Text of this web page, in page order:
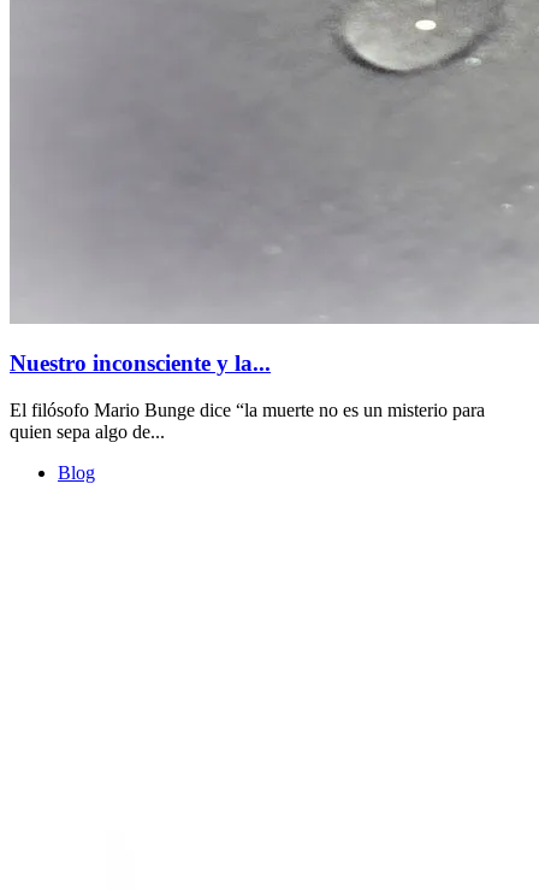
Nuestro inconsciente y la...
El filósofo Mario Bunge dice “la muerte no es un misterio para
quien sepa algo de...
Blog